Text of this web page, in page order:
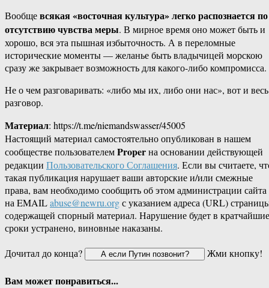
Вообщевсякая «восточная культура» легко распознается по
отсутствию чувства меры. В мирное время оно может быть и
хорошо, вся эта пышная избыточность. А в переломные
исторические моменты — желанье быть владычицей морскою
сразу же закрывает возможность для какого-либо компромисса.
Не о чем разговаривать: «либо мы их, либо они нас», вот и весь
разговор.
Материал: https://t.me/niemandswasser/45005
Настоящий материал самостоятельно опубликован в нашем
сообществе пользователемProperна основании действующей
редакции Пользовательского Соглашения. Если вы считаете,
такая публикация нарушает ваши авторские и/или смежные
права, вам необходимо сообщить об этом администрации сайта
на EMAILabuse@newru.orgс указанием адреса (URL)
содержащей спорный материал. Нарушение будет в кратчайшие
сроки устранено, виновные наказаны.
Дочитал до конца?
Жми кнопку!
Вам может понравиться...